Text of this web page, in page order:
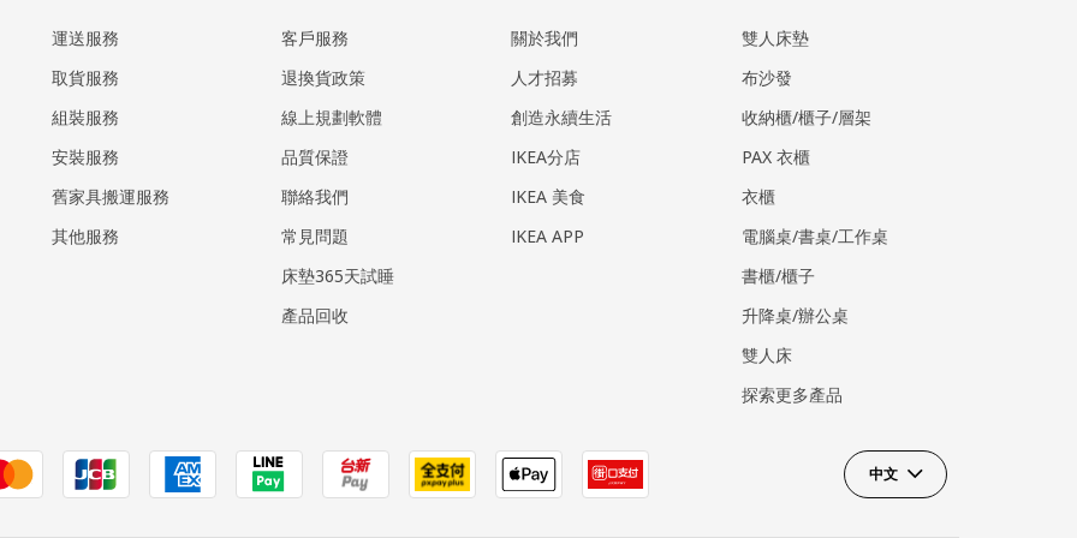
運送服務
取貨服務
組裝服務
安裝服務
​舊家具搬運服務
其他服務
客戶服務
退換貨政策
線上規劃軟體
品質保證
聯絡我們
常見問題
床墊365天試睡
產品回收
關於我們
人才招募
創造永續生活
IKEA分店
IKEA 美食
IKEA APP
雙人床墊
布沙發
收納櫃/櫃子/層架
PAX 衣櫃
衣櫃
電腦桌/書桌/工作桌
書櫃/櫃子
升降桌/辦公桌
雙人床
探索更多產品
中文